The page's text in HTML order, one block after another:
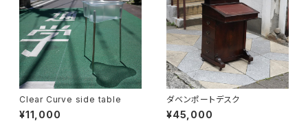
Clear Curve side table
¥11,000
ダベンポートデスク
¥45,000